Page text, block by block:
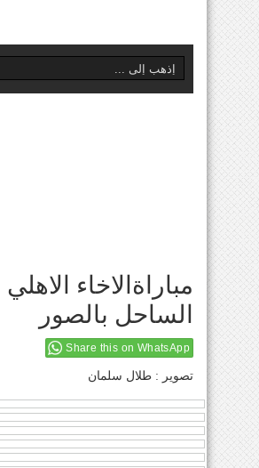
مباراةالاخاء
الساحل بالصور
Share this on WhatsApp
تصوير : طلال سلمان